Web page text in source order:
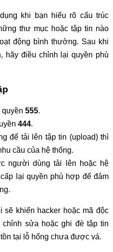
khi bạn hiểu rõ cấu trúc
thư mục hoặc tập tin nào
động bình thường. Sau khi
hãy điều chỉnh lại quyền phù
555.
444.
để tải lên tập tin (upload) thì
cầu của hệ thống.
người dùng tải lên hoặc hệ
lại quyền phù hợp để đảm
sẽ khiến hacker hoặc mã độc
chỉnh sửa hoặc ghi đè tập tin
tại lỗ hổng chưa được vá.